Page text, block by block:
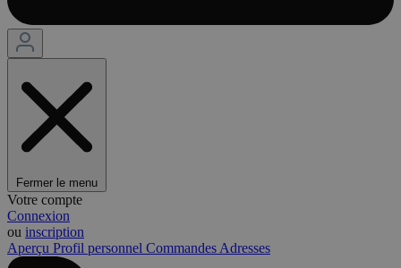
Fermer le menu
Votre compte
Connexion
ou inscription
Aperçu Profil personnel Commandes Adresses